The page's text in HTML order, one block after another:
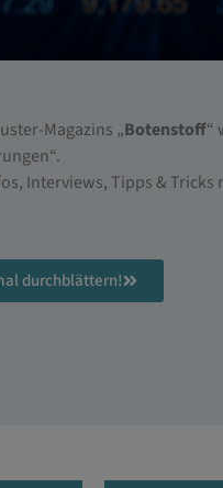
Magazins „Botenstoff“
Interviews, Tipps & Tricks
durchblättern!